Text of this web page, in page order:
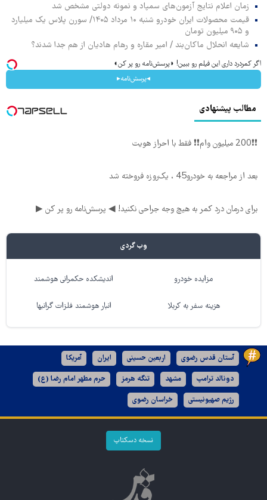
زمان اعلام نتایج آزمون‌های سمپاد و نمونه دولتی مشخص شد
قیمت محصولات ایران خودرو شنبه ۱۰ مرداد ۱۴۰۵/ سورن پلاس یک میلیارد
و ۹۰۵ میلیون تومان
شایعه انحلال ماکان‌بند / امیر مقاره و رهام هادیان از هم جدا شدند؟
اگر کمردرد داری این فیلم رو ببین! ◗پرسش‌نامه رو پر کن◖
◂پرسش‌نامه▸
مطالب پیشنهادی
❗❗200 میلیون وام❗❗ فقط با احراز هویت
بعد از مراجعه به خودرو45 ، یک‌روزه فروخته شد
برای درمان درد کمر به هیچ وجه جراحی نکنید! ◀ پرسش‌نامه رو پر کن ▶
وب گردی
مزایده خودرو اندیشکده حکمرانی هوشمند
هزینه سفر به کربلا انبار هوشمند فلزات گرانبها
آستان قدس رضوی اربعین حسینی ایران آمریکا
دونالد ترامپ مشهد تنگه هرمز حرم مطهر امام رضا (ع)
رژیم صهیونیستی خراسان رضوی
نسخه دسکتاپ